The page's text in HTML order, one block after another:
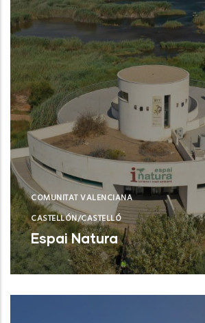
COMUNITAT VALENCIANA
CASTELLÓN/CASTELLÓ
Espai Natura
Torreblanca (Castelló/Castellón)